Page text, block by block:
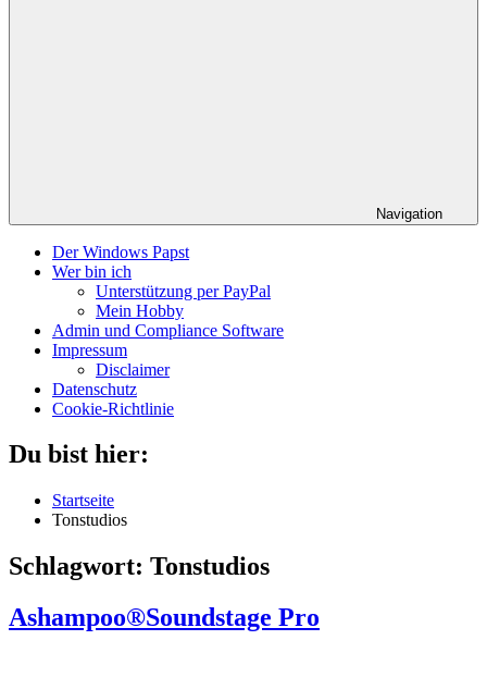
Navigation
Der Windows Papst
Wer bin ich
Unterstützung per PayPal
Mein Hobby
Admin und Compliance Software
Impressum
Disclaimer
Datenschutz
Cookie-Richtlinie
Du bist hier:
Startseite
Tonstudios
Schlagwort: Tonstudios
Ashampoo®Soundstage Pro